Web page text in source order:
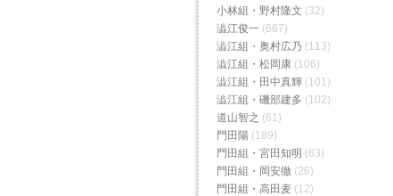
小林組・野村隆文 (32)
澁江俊一 (667)
澁江組・奥村広乃 (113)
澁江組・松岡康 (106)
澁江組・田中真輝 (101)
澁江組・磯部建多 (102)
道山智之 (61)
門田陽 (189)
門田組・宮田知明 (63)
門田組・岡安徹 (26)
門田組・高田麦 (12)